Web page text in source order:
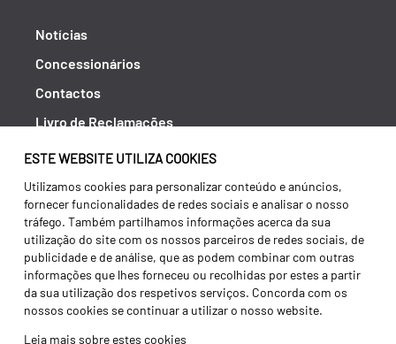
ESTE WEBSITE UTILIZA COOKIES
Utilizamos cookies para personalizar conteúdo e anúncios,
fornecer funcionalidades de redes sociais e analisar o nosso
tráfego. Também partilhamos informações acerca da sua
utilização do site com os nossos parceiros de redes sociais, de
publicidade e de análise, que as podem combinar com outras
informações que lhes forneceu ou recolhidas por estes a partir
da sua utilização dos respetivos serviços. Concorda com os
nossos cookies se continuar a utilizar o nosso website.
Leia mais sobre estes cookies
Notícias
Concessionários
Contactos
Livro de Reclamações
Política de Privacidade
Canal de Denúncias (RGPC)
Termos e condições